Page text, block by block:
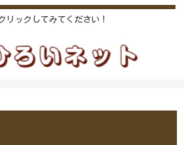
リックしてみてください！